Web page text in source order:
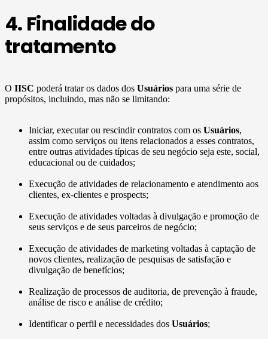
4. Finalidade do
tratamento
O IISC poderá tratar os dados dos Usuários para uma série de
propósitos, incluindo, mas não se limitando:
Iniciar, executar ou rescindir contratos com os Usuários,
assim como serviços ou itens relacionados a esses contratos,
entre outras atividades típicas de seu negócio seja este, social,
educacional ou de cuidados;
Execução de atividades de relacionamento e atendimento aos
clientes, ex-clientes e prospects;
Execução de atividades voltadas à divulgação e promoção de
seus serviços e de seus parceiros de negócio;
Execução de atividades de marketing voltadas à captação de
novos clientes, realização de pesquisas de satisfação e
divulgação de benefícios;
Realização de processos de auditoria, de prevenção à fraude,
análise de risco e análise de crédito;
Identificar o perfil e necessidades dos Usuários;